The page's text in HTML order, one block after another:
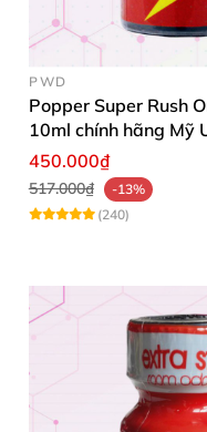
PWD
Popper Super Rush
10ml chính hãng Mỹ
450.000₫
517.000₫
-13%
(240)